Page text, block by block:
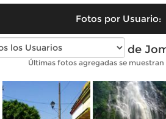
Fotos por Usuario:
Fotos modernas de
Últimas fotos agregadas se muestran